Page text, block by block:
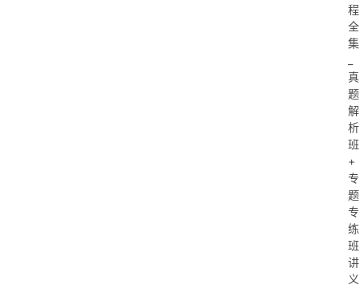
程
全
集
真
题
解
析
班
+
专
题
专
练
班
讲
义